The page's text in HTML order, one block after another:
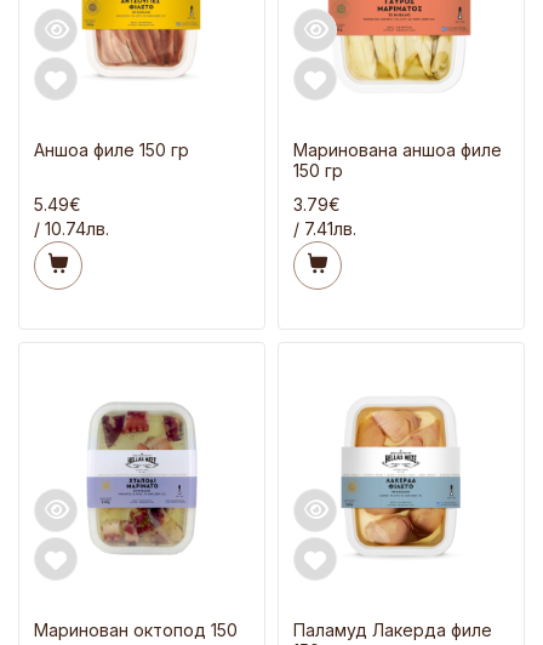
Аншоа филе 150 гр
5.49€
/ 10.74лв.
Маринована аншоа филе
150 гр
3.79€
/ 7.41лв.
Маринован октопод 150
Паламуд Лакерда филе